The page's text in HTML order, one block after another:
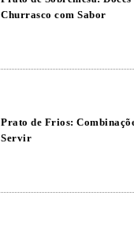
Churrasco com Sabor
Prato de Frios:
Servir